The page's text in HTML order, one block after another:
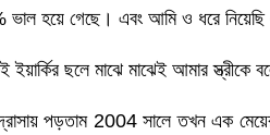
হয়ে গেছে। এবং আমি ও ধরে নিয়েছি
ছলে মাঝে মাঝেই আমার স্ত্রীকে
পড়তাম 2004 সালে তখন এক মেয়ের